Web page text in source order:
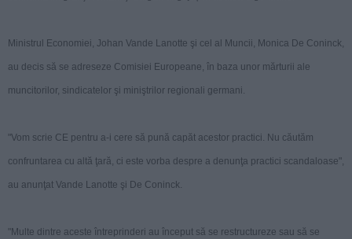
Ministrul Economiei, Johan Vande Lanotte şi cel al Muncii, Monica De Coninck,
au decis să se adreseze Comisiei Europeane, în baza unor mărturii ale
muncitorilor, sindicatelor şi miniştrilor regionali germani.
"Vom scrie CE pentru a-i cere să pună capăt acestor practici. Nu căutăm
confruntarea cu altă ţară, ci este vorba despre a denunţa practici scandaloase",
au anunţat Vande Lanotte şi De Coninck.
"Multe dintre aceste întreprinderi au început să se restructureze sau să se